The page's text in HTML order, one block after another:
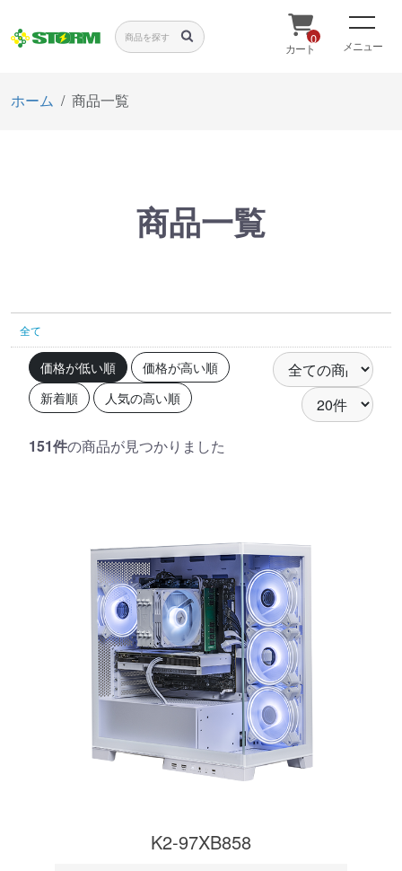
0
カート メニュー
ホーム 商品一覧
商品一覧
全て
価格が低い順
価格が高い順
新着順
人気の高い順
151件の商品が見つかりました
K2-97XB858